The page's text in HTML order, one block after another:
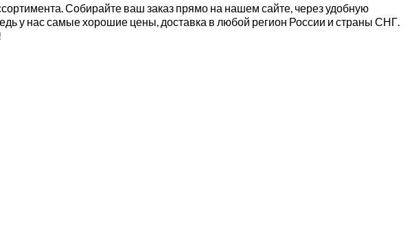
Собирайте ваш заказ прямо на нашем сайте, через удобную
у нас самые хорошие цены, доставка в любой регион России и страны СНГ.